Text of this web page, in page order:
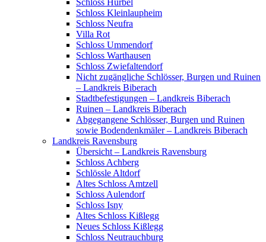
Schloss Hürbel
Schloss Kleinlaupheim
Schloss Neufra
Villa Rot
Schloss Ummendorf
Schloss Warthausen
Schloss Zwiefaltendorf
Nicht zugängliche Schlösser, Burgen und Ruinen
– Landkreis Biberach
Stadtbefestigungen – Landkreis Biberach
Ruinen – Landkreis Biberach
Abgegangene Schlösser, Burgen und Ruinen
sowie Bodendenkmäler – Landkreis Biberach
Landkreis Ravensburg
Übersicht – Landkreis Ravensburg
Schloss Achberg
Schlössle Altdorf
Altes Schloss Amtzell
Schloss Aulendorf
Schloss Isny
Altes Schloss Kißlegg
Neues Schloss Kißlegg
Schloss Neutrauchburg